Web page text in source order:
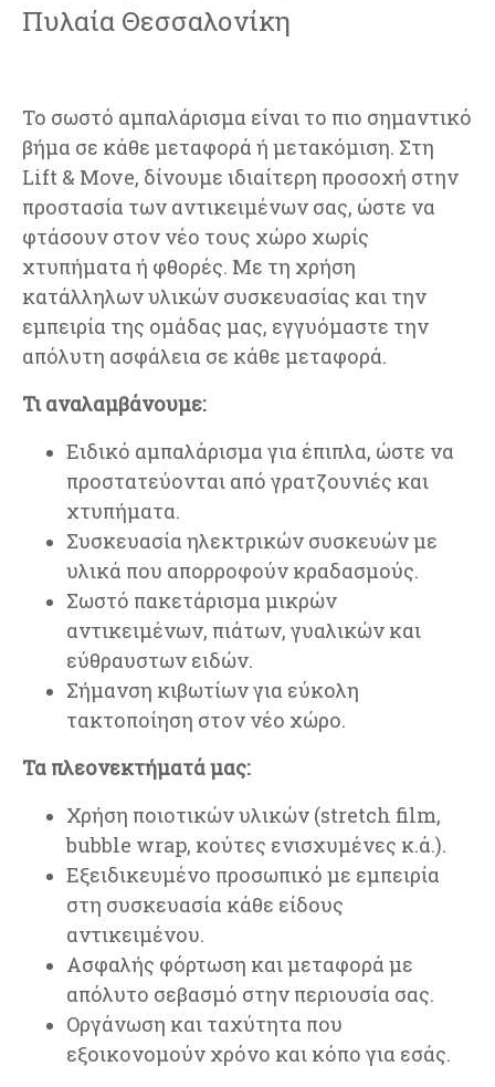
Πυλαία Θεσσαλονίκη
Το σωστό αμπαλάρισμα είναι το πιο σημαντικό
βήμα σε κάθε μεταφορά ή μετακόμιση. Στη
Lift & Move, δίνουμε ιδιαίτερη προσοχή στην
προστασία των αντικειμένων σας, ώστε να
φτάσουν στον νέο τους χώρο χωρίς
χτυπήματα ή φθορές. Με τη χρήση
κατάλληλων υλικών συσκευασίας και την
εμπειρία της ομάδας μας, εγγυόμαστε την
απόλυτη ασφάλεια σε κάθε μεταφορά.
Τι αναλαμβάνουμε:
Ειδικό αμπαλάρισμα για έπιπλα, ώστε να
προστατεύονται από γρατζουνιές και
χτυπήματα.
Συσκευασία ηλεκτρικών συσκευών με
υλικά που απορροφούν κραδασμούς.
Σωστό πακετάρισμα μικρών
αντικειμένων, πιάτων, γυαλικών και
εύθραυστων ειδών.
Σήμανση κιβωτίων για εύκολη
τακτοποίηση στον νέο χώρο.
Τα πλεονεκτήματά μας:
Χρήση ποιοτικών υλικών (stretch film,
bubble wrap, κούτες ενισχυμένες κ.ά.).
Εξειδικευμένο προσωπικό με εμπειρία
στη συσκευασία κάθε είδους
αντικειμένου.
Ασφαλής φόρτωση και μεταφορά με
απόλυτο σεβασμό στην περιουσία σας.
Οργάνωση και ταχύτητα που
εξοικονομούν χρόνο και κόπο για εσάς.